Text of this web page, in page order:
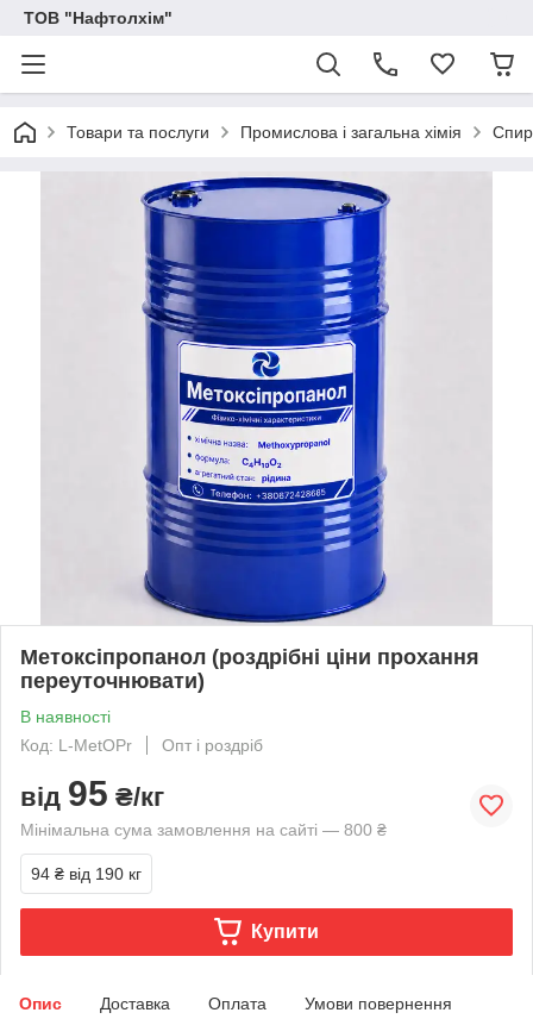
ТОВ "Нафтолхім"
Товари та послуги Промислова і загальна хімія
Метоксіпропанол (роздрібні ціни прохання
переуточнювати)
В наявності
Код: L-MetOPr
Опт і роздріб
від 95 ₴/кг
Мінімальна сума замовлення на сайті — 800 ₴
94 ₴ від 190 кг
Купити
Опис Доставка Оплата Умови повернення